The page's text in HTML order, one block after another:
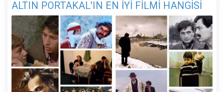
ALTIN PORTAKAL'IN EN İYİ FİLMİ HANGİSİ